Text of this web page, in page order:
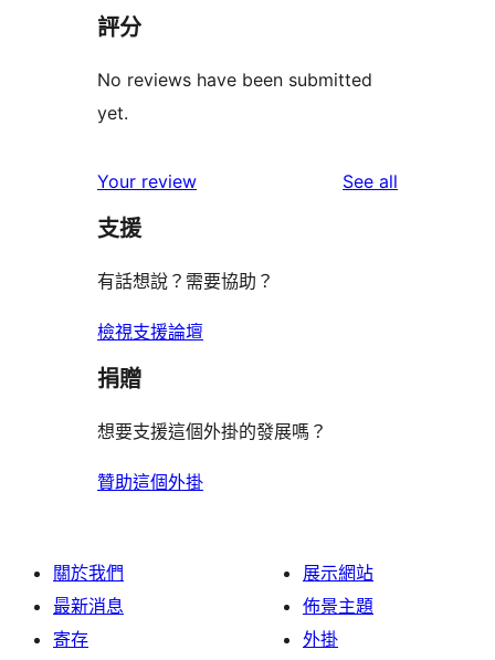
評分
No reviews have been submitted
yet.
Your review See all
支援
有話想說？需要協助？
檢視支援論壇
捐贈
想要支援這個外掛的發展嗎？
贊助這個外掛
關於我們
最新消息
寄存
展示網站
佈景主題
外掛